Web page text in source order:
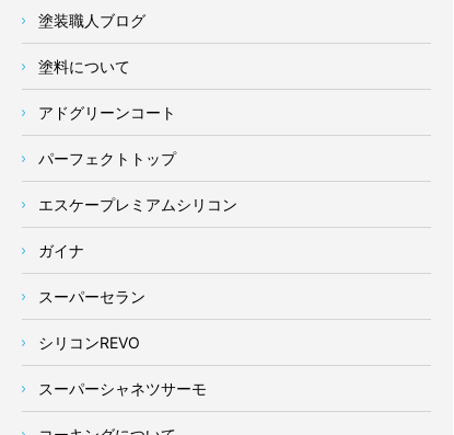
塗装職人ブログ
塗料について
アドグリーンコート
パーフェクトトップ
エスケープレミアムシリコン
ガイナ
スーパーセラン
シリコンREVO
スーパーシャネツサーモ